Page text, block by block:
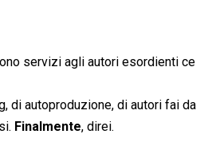
servizi agli autori esordienti ce
di autoproduzione, di autori fai da
Finalmente, direi.